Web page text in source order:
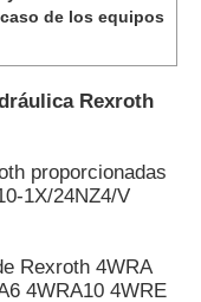
de los equipos
Rexroth
proporcionadas
1X/24NZ4/V
Rexroth 4WRA
4WRA10 4WRE